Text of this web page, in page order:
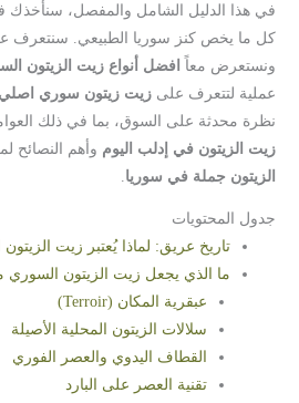
في هذا الدليل الشامل والمفصل،
كل ما يخص كنز سوريا الطبيعي. سنتعرف
ونستعرض معاً افضل أنواع زيت الزيتون
عملية لتتعرف علىزيت زيتون سوري اصلي
نظرة محدثة على السوق، بما في ذلك
زيت الزيتون في إدلب اليوم وأهم النصائح
الزيتون جملة في سوريا
جدول المحتويات
تاريخ عريق: لماذا يُعتبر زيت الزيتون
ما الذي يجعل زيت الزيتون السوري
عبقرية المكان (Terroir)
سلالات الزيتون المحلية الأصيلة
القطاف اليدوي والعصر الفوري
تقنية العصر على البارد